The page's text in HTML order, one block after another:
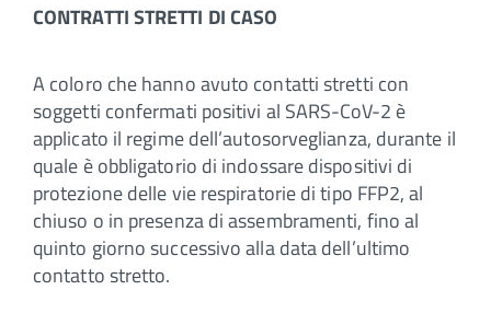
CONTRATTI STRETTI DI CASO
A coloro che hanno avuto contatti stretti con
soggetti confermati positivi al SARS-CoV-2 è
applicato il regime dell’autosorveglianza, durante il
quale è obbligatorio di indossare dispositivi di
protezione delle vie respiratorie di tipo FFP2, al
chiuso o in presenza di assembramenti, fino al
quinto giorno successivo alla data dell’ultimo
contatto stretto.